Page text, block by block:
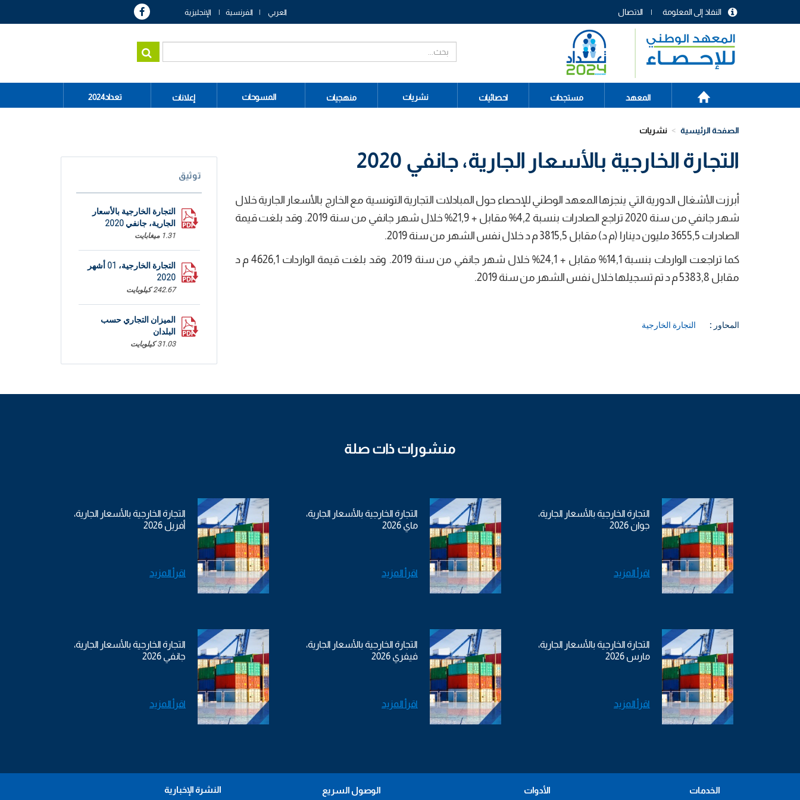
menu
header
الاتصال النفاذ إلى المعلومة العربي الفرنسية الإنجليزية
Main
navigation
الرئيسية
المعهد مستجدات احصائيات نشريات منهجيات المسوحات إعلانات تعداد2024
الصفحة الرئيسية نشريات
التجارة الخارجية بالأسعار الجارية، جانفي 2020
أبرزت الأشغال الدورية التي ينجزها المعهد الوطني للإحصاء حول المبادلات التجارية التونسية مع الخارج بالأسعار الجارية خلال
شهر جانفي من سنة 2020 تراجع الصادرات بنسبة 4,2% مقابل + 21,9% خلال شهر جانفي من سنة 2019. وقد بلغت قيمة
الصادرات 3655,5 مليون دينارا (م د) مقابل 3815,5 م د خلال نفس الشهر من سنة 2019.
كما تراجعت الواردات بنسبة 14,1% مقابل + 24,1% خلال شهر جانفي من سنة 2019. وقد بلغت قيمة الواردات 4626,1 م د
مقابل 5383,8 م د تم تسجيلها خلال نفس الشهر من سنة 2019.
المحاور : التجارة الخارجية
توثيق
التجارة الخارجية بالأسعار
الجارية، جانفي 2020
1.31 ميغابايت
التجارة الخارجية، 01 أشهر
2020
242.67 كيلوبايت
الميزان التجاري حسب
البلدان
31.03 كيلوبايت
منشورات ذات صلة
التجارة الخارجية بالأسعار الجارية،
جوان 2026
اقرأ المزيد
التجارة الخارجية بالأسعار الجارية،
ماي 2026
اقرأ المزيد
التجارة الخارجية بالأسعار الجارية،
أفريل 2026
اقرأ المزيد
التجارة الخارجية بالأسعار الجارية،
مارس 2026
اقرأ المزيد
التجارة الخارجية بالأسعار الجارية،
فيفري 2026
اقرأ المزيد
التجارة الخارجية بالأسعار الجارية،
جانفي 2026
اقرأ المزيد
الخدمات الأدوات الوصول السريع النشرة الإخبارية